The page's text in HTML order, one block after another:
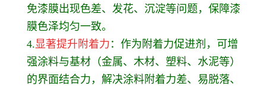
免漆膜出现色差、发花、沉淀等问题，保障漆
膜色泽均匀一致。
4.显著提升附着力 ：作为附着力促进剂，可增
强涂料与基材（金属、木材、塑料、水泥等）
的界面结合力，解决涂料附着力差、易脱落、